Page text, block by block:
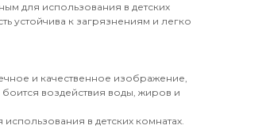
для использования в детских
устойчива к загрязнениям и легко
и качественное изображение,
воздействия воды, жиров и
в детских комнатах.